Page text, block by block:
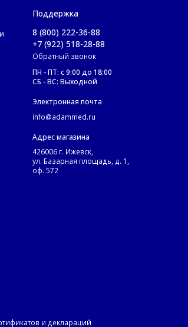
Поддержка
8 (800) 222-36-88
+7 (922) 518-28-88
Обратный звонок
ПН - ПТ: с 9:00 до 18:00
СБ - ВС: Выходной
Электронная почта
info@adammed.ru
Адрес магазина
426006 г. Ижевск,
ул. Базарная площадь, д. 1,
оф. 572
и деклараций